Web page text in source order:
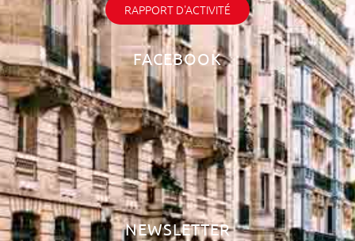
RAPPORT D'ACTIVITÉ
FACEBOOK
NEWSLETTER